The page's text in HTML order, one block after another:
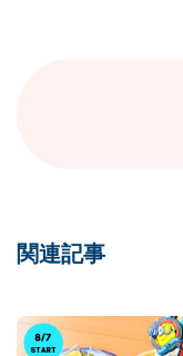
関連記事